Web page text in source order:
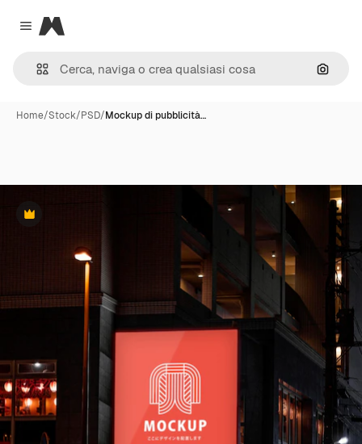
Close menu
Magnific
Cerca
Home/Stock/PSD/Mockup di pubblicità…
Premium